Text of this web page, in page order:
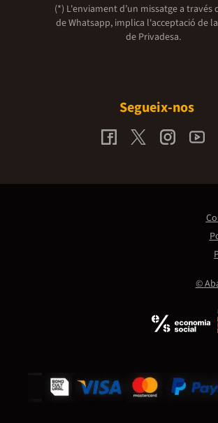
(*) L'enviament d’un missatge a través
de Whatsapp, implica l'acceptació de la
de Privadesa.
Segueix-nos
©